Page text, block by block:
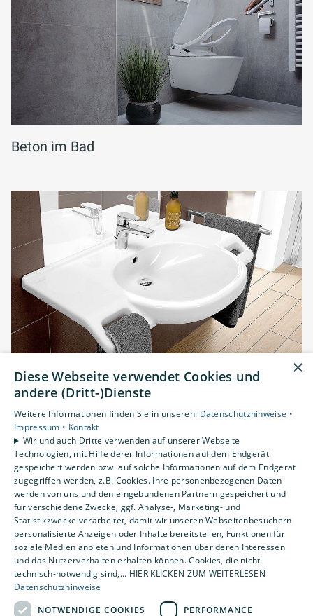
Beton im Bad
Altersgerechte Sanitärräume
⸺ Denkmalschutz
Bäderbau im Restaurant „Zur
Mühle“
Umbau Nebengebäudes von 1910 zu einer
×
Diese Webseite verwendet Cookies und
andere (Dritt-)Dienste
Weitere Informationen finden Sie in unseren: Datenschutzhinweise •
Impressum • Kontakt
Wir und auch Dritte verwenden auf unserer Webseite
Technologien, mit Hilfe derer Informationen auf dem Endgerät
gespeichert werden bzw. auf solche Informationen auf dem Endgerät
zugegriffen werden, z.B. Cookies. Ihre personenbezogenen Daten
werden von uns und den eingebundenen Partnern gespeichert und
für verschiedene Zwecke, ggf. Analyse-, Marketing- und
Statistikzwecke verarbeitet, damit wir unseren Webseitenbesuchern
personalisierte Anzeigen oder Inhalte bereitstellen, Funktionen für
soziale Medien anbieten und Informationen über deren Interessen
und das Nutzerverhalten erhalten können. Cookies, die nicht
technisch-notwendig sind,... HIER KLICKEN ZUM WEITERLESEN
Datenschutzhinweise
NOTWENDIGE COOKIES
PERFORMANCE